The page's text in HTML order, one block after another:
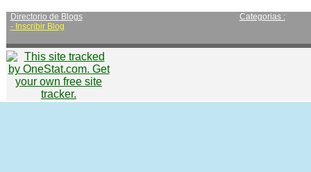
Directorio de Blogs
- Inscribir Blog
Categorias :